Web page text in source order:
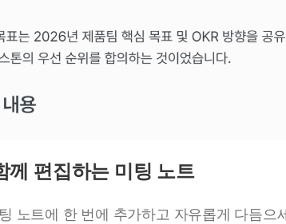
께 편집하는 미팅 노트
노트에 한 번에 추가하고 자유롭게 다듬으